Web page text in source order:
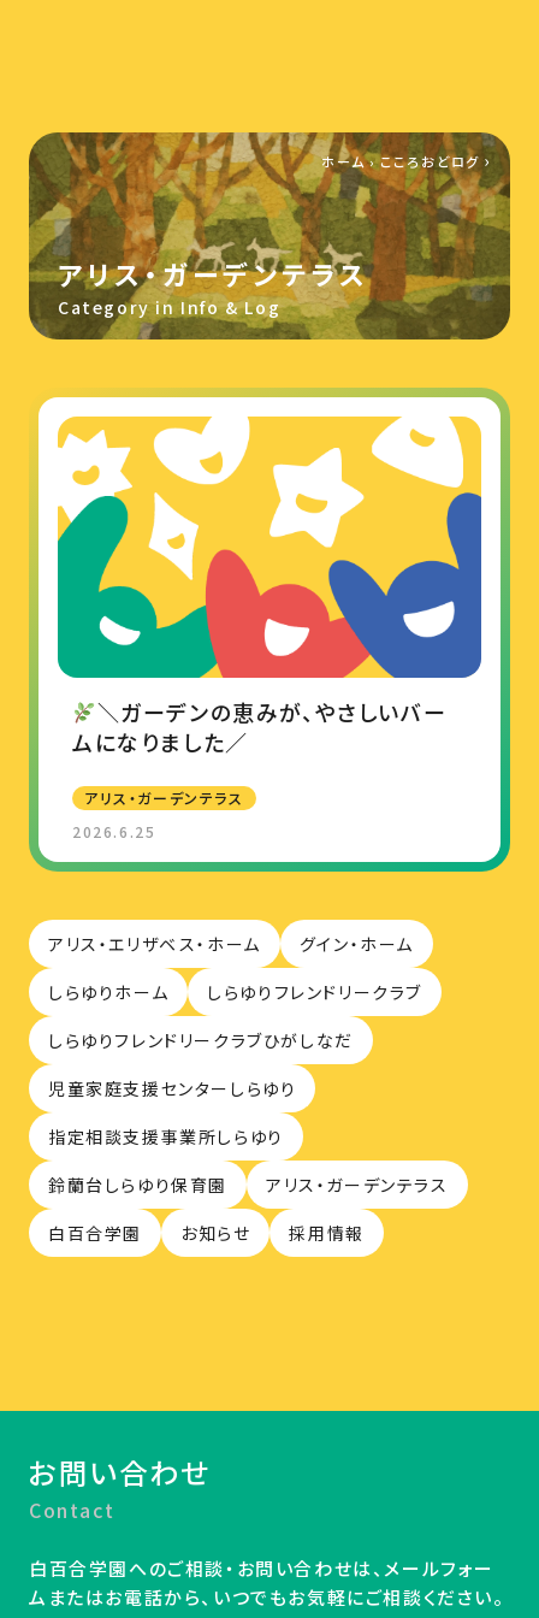
ホーム › こころおどログ
アリス・ガーデンテラス
Category in Info & Log
＼ガーデンの恵みが、やさしいバー
ムになりました／
アリス・ガーデンテラス
2026.6.25
アリス・エリザベス・ホーム
グイン・ホーム
しらゆりホーム
しらゆりフレンドリークラブ
しらゆりフレンドリークラブひがしなだ
児童家庭支援センターしらゆり
指定相談支援事業所しらゆり
鈴蘭台しらゆり保育園
アリス・ガーデンテラス
白百合学園
お知らせ 採用情報
お問い合わせ
Contact
白百合学園へのご相談・お問い合わせは、メールフォー
ムまたはお電話から、いつでもお気軽にご相談ください。